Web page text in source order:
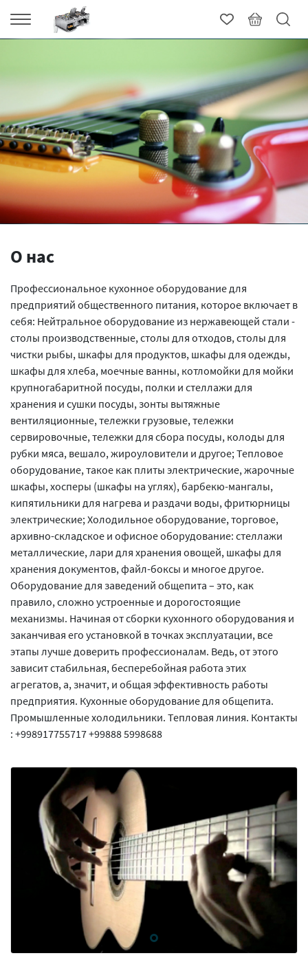
О нас
Профессиональное кухонное оборудование для
предприятий общественного питания, которое включает в
себя: Нейтральное оборудование из нержавеющей стали -
столы производственные, столы для отходов, столы для
чистки рыбы, шкафы для продуктов, шкафы для одежды,
шкафы для хлеба, моечные ванны, котломойки для мойки
крупногабаритной посуды, полки и стеллажи для
хранения и сушки посуды, зонты вытяжные
вентиляционные, тележки грузовые, тележки
сервировочные, тележки для сбора посуды, колоды для
рубки мяса, вешало, жироуловители и другое; Тепловое
оборудование, такое как плиты электрические, жарочные
шкафы, хосперы (шкафы на углях), барбекю-мангалы,
кипятильники для нагрева и раздачи воды, фритюрницы
электрические; Холодильное оборудование, торговое,
архивно-складское и офисное оборудование: стеллажи
металлические, лари для хранения овощей, шкафы для
хранения документов, файл-боксы и многое другое.
Оборудование для заведений общепита – это, как
правило, сложно устроенные и дорогостоящие
механизмы. Начиная от сборки кухонного оборудования и
заканчивая его установкой в точках эксплуатации, все
этапы лучше доверить профессионалам. Ведь, от этого
зависит стабильная, бесперебойная работа этих
агрегатов, а, значит, и общая эффективность работы
предприятия. Кухонные оборудование для общепита.
Промышленные холодильники. Тепловая линия. Контакты
: +998917755717 +99888 5998688